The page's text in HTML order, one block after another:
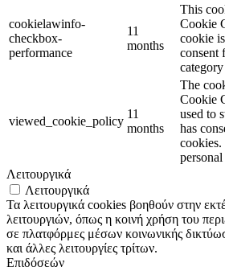
cookielawinfo-
checkbox-
performance
11
months
This
Cookie
cookie
consent
viewed_cookie_policy
11
months
The
Cookie
used to
has
cookies.
personal
Λειτουργικά
Λειτουργικά
Τα λειτουργικά cookies βοηθούν στην
λειτουργιών, όπως η κοινή χρήση του
σε πλατφόρμες μέσων κοινωνικής
και άλλες λειτουργίες τρίτων.
Επιδόσεών